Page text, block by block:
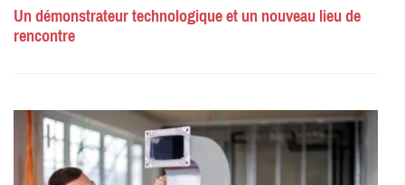
Un démonstrateur technologique et un nouveau lieu de
rencontre